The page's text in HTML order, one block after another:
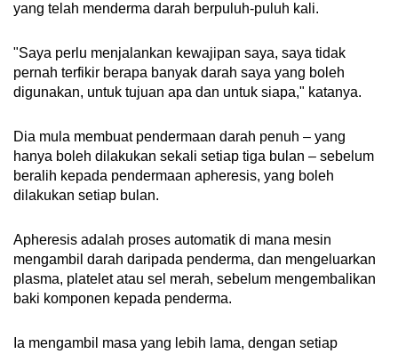
yang telah menderma darah berpuluh-puluh kali.
"Saya perlu menjalankan kewajipan saya, saya tidak
pernah terfikir berapa banyak darah saya yang boleh
digunakan, untuk tujuan apa dan untuk siapa," katanya.
Dia mula membuat pendermaan darah penuh – yang
hanya boleh dilakukan sekali setiap tiga bulan – sebelum
beralih kepada pendermaan apheresis, yang boleh
dilakukan setiap bulan.
Apheresis adalah proses automatik di mana mesin
mengambil darah daripada penderma, dan mengeluarkan
plasma, platelet atau sel merah, sebelum mengembalikan
baki komponen kepada penderma.
Ia mengambil masa yang lebih lama, dengan setiap